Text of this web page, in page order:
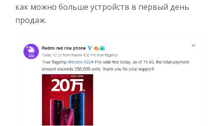
как можно больше устройств в первый день
продаж.